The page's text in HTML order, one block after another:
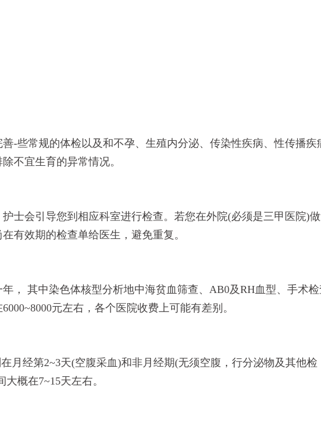
-些常规的体检以及和不孕、生殖内分泌、传染性疾病、性传播疾
不宜生育的异常情况。
士会引导您到相应科室进行检查。若您在外院(必须是三甲医院)
有效期的检查单给医生，避免重复。
， 其中染色体核型分析地中海贫血筛查、AB0及RH血型、手术
元左右，各个医院收费上可能有差别。
月经第2~3天(空腹采血)和非月经期(无须空腹，行分泌物及其他检
概在7~15天左右。